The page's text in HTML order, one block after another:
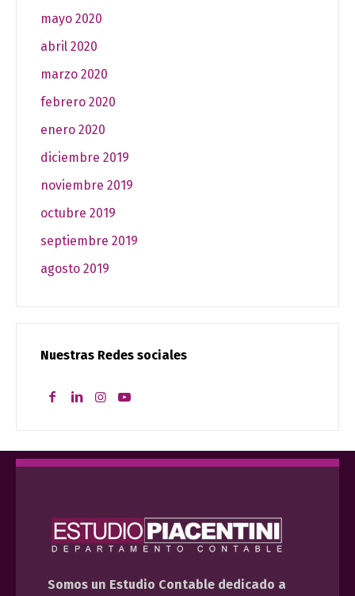
mayo 2020
abril 2020
marzo 2020
febrero 2020
enero 2020
diciembre 2019
noviembre 2019
octubre 2019
septiembre 2019
agosto 2019
Nuestras Redes sociales
Somos un Estudio Contable dedicado a